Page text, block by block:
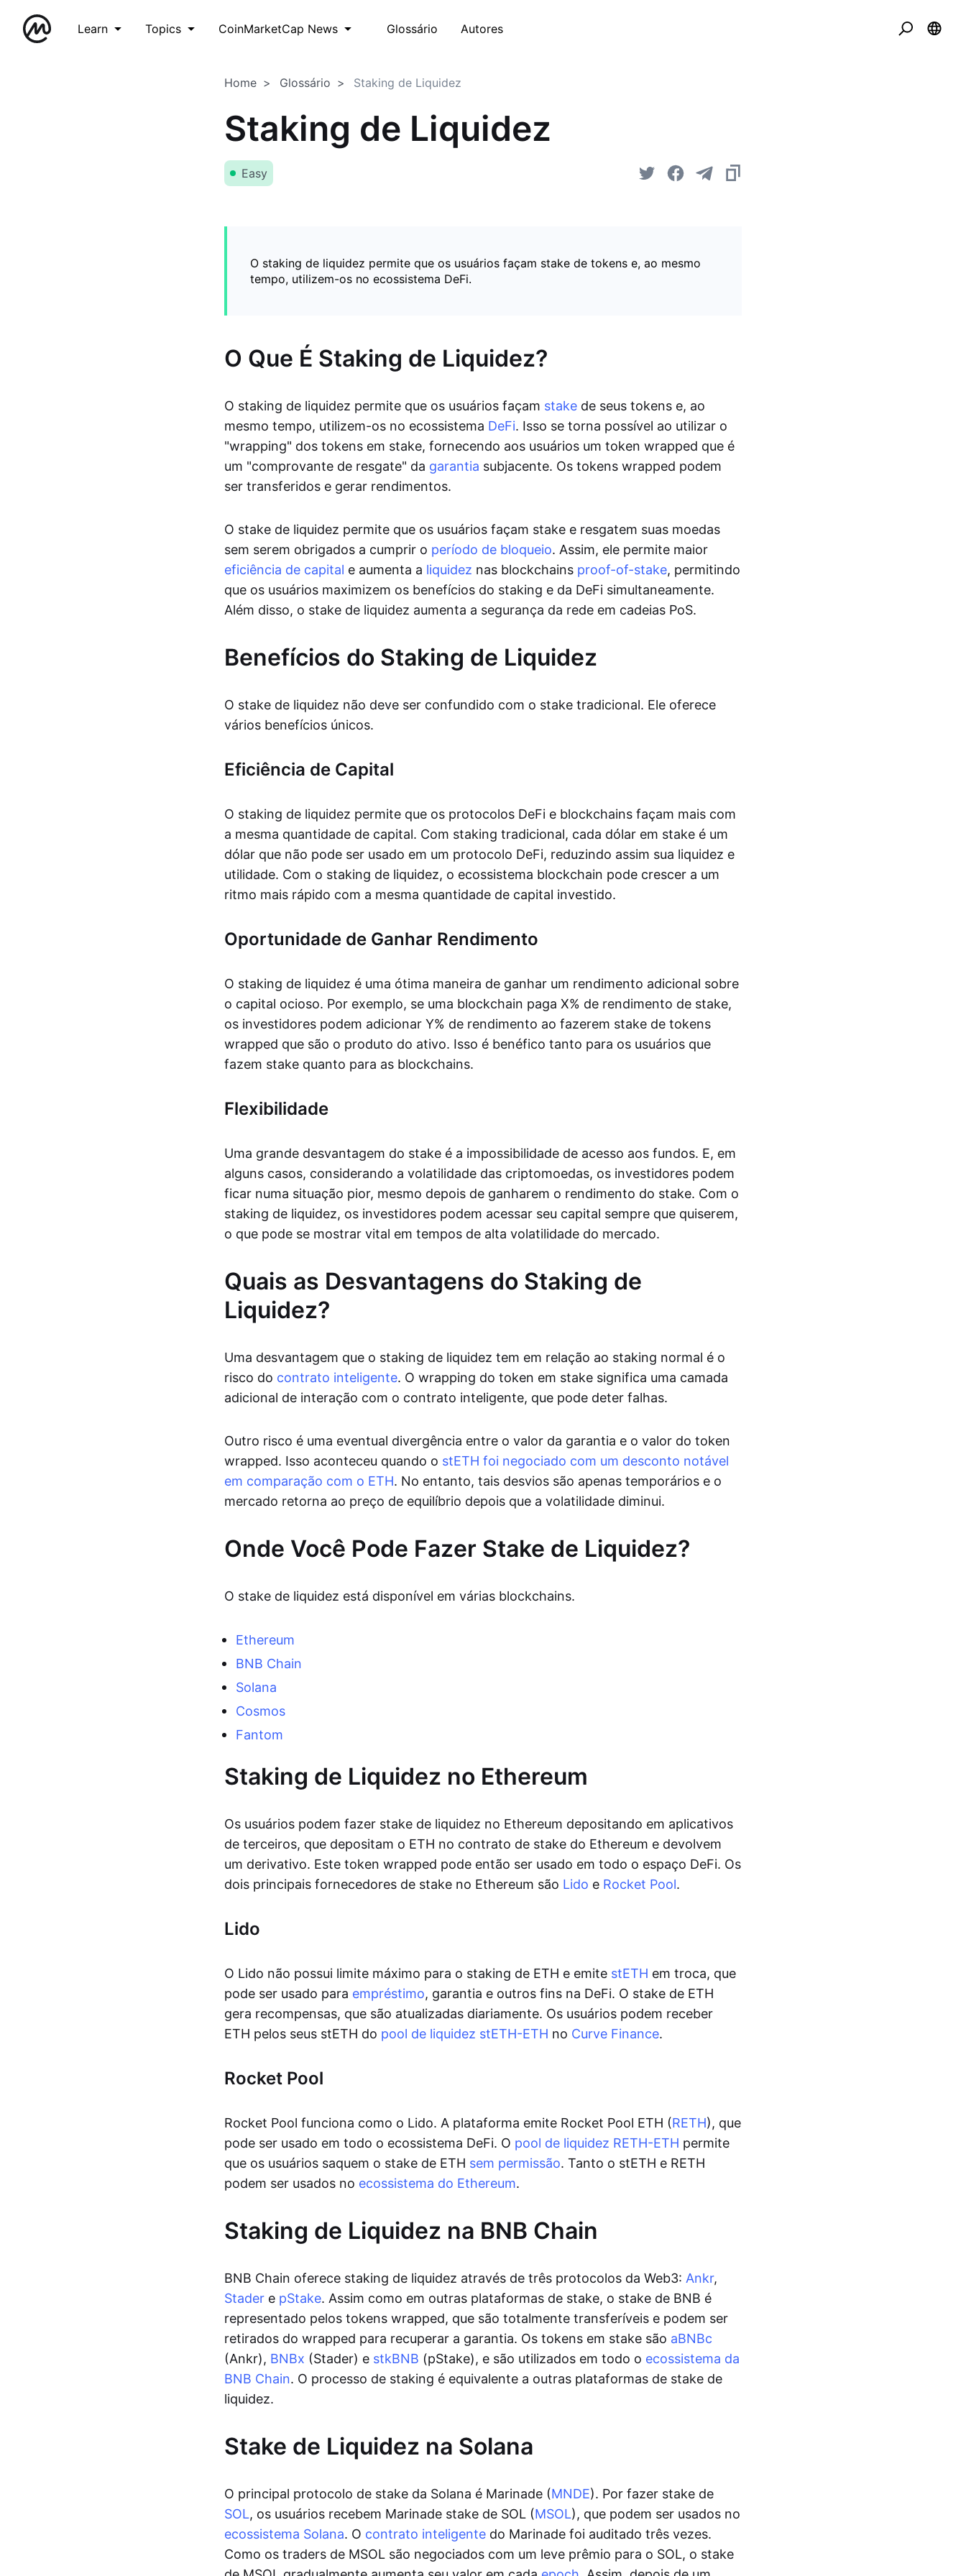
Learn Topics CoinMarketCap News Glossário Autores
Home Glossário Staking de Liquidez
Staking de Liquidez
Easy
O staking de liquidez permite que os usuários façam stake de tokens e, ao mesmo
tempo, utilizem-os no ecossistema DeFi.
O Que É Staking de Liquidez?
O staking de liquidez permite que os usuários façam stake de seus tokens e, ao
mesmo tempo, utilizem-os no ecossistema DeFi. Isso se torna possível ao utilizar o
"wrapping" dos tokens em stake, fornecendo aos usuários um token wrapped que é
um "comprovante de resgate" da garantia subjacente. Os tokens wrapped podem
ser transferidos e gerar rendimentos.
O stake de liquidez permite que os usuários façam stake e resgatem suas moedas
sem serem obrigados a cumprir o período de bloqueio. Assim, ele permite maior
eficiência de capital e aumenta a liquidez nas blockchains proof-of-stake, permitindo
que os usuários maximizem os benefícios do staking e da DeFi simultaneamente.
Além disso, o stake de liquidez aumenta a segurança da rede em cadeias PoS.
Benefícios do Staking de Liquidez
O stake de liquidez não deve ser confundido com o stake tradicional. Ele oferece
vários benefícios únicos.
Eficiência de Capital
O staking de liquidez permite que os protocolos DeFi e blockchains façam mais com
a mesma quantidade de capital. Com staking tradicional, cada dólar em stake é um
dólar que não pode ser usado em um protocolo DeFi, reduzindo assim sua liquidez e
utilidade. Com o staking de liquidez, o ecossistema blockchain pode crescer a um
ritmo mais rápido com a mesma quantidade de capital investido.
Oportunidade de Ganhar Rendimento
O staking de liquidez é uma ótima maneira de ganhar um rendimento adicional sobre
o capital ocioso. Por exemplo, se uma blockchain paga X% de rendimento de stake,
os investidores podem adicionar Y% de rendimento ao fazerem stake de tokens
wrapped que são o produto do ativo. Isso é benéfico tanto para os usuários que
fazem stake quanto para as blockchains.
Flexibilidade
Uma grande desvantagem do stake é a impossibilidade de acesso aos fundos. E, em
alguns casos, considerando a volatilidade das criptomoedas, os investidores podem
ficar numa situação pior, mesmo depois de ganharem o rendimento do stake. Com o
staking de liquidez, os investidores podem acessar seu capital sempre que quiserem,
o que pode se mostrar vital em tempos de alta volatilidade do mercado.
Quais as Desvantagens do Staking de
Liquidez?
Uma desvantagem que o staking de liquidez tem em relação ao staking normal é o
risco do contrato inteligente. O wrapping do token em stake significa uma camada
adicional de interação com o contrato inteligente, que pode deter falhas.
Outro risco é uma eventual divergência entre o valor da garantia e o valor do token
wrapped. Isso aconteceu quando o stETH foi negociado com um desconto notável
em comparação com o ETH. No entanto, tais desvios são apenas temporários e o
mercado retorna ao preço de equilíbrio depois que a volatilidade diminui.
Onde Você Pode Fazer Stake de Liquidez?
O stake de liquidez está disponível em várias blockchains.
Ethereum
BNB Chain
Solana
Cosmos
Fantom
Staking de Liquidez no Ethereum
Os usuários podem fazer stake de liquidez no Ethereum depositando em aplicativos
de terceiros, que depositam o ETH no contrato de stake do Ethereum e devolvem
um derivativo. Este token wrapped pode então ser usado em todo o espaço DeFi. Os
dois principais fornecedores de stake no Ethereum são Lido e Rocket Pool.
Lido
O Lido não possui limite máximo para o staking de ETH e emite stETH em troca, que
pode ser usado para empréstimo, garantia e outros fins na DeFi. O stake de ETH
gera recompensas, que são atualizadas diariamente. Os usuários podem receber
ETH pelos seus stETH do pool de liquidez stETH-ETH no Curve Finance.
Rocket Pool
Rocket Pool funciona como o Lido. A plataforma emite Rocket Pool ETH (RETH), que
pode ser usado em todo o ecossistema DeFi. O pool de liquidez RETH-ETH permite
que os usuários saquem o stake de ETH sem permissão. Tanto o stETH e RETH
podem ser usados no ecossistema do Ethereum.
Staking de Liquidez na BNB Chain
BNB Chain oferece staking de liquidez através de três protocolos da Web3: Ankr,
Stader e pStake. Assim como em outras plataformas de stake, o stake de BNB é
representado pelos tokens wrapped, que são totalmente transferíveis e podem ser
retirados do wrapped para recuperar a garantia. Os tokens em stake são aBNBc
(Ankr), BNBx (Stader) e stkBNB (pStake), e são utilizados em todo o ecossistema da
BNB Chain. O processo de staking é equivalente a outras plataformas de stake de
liquidez.
Stake de Liquidez na Solana
O principal protocolo de stake da Solana é Marinade (MNDE). Por fazer stake de
SOL, os usuários recebem Marinade stake de SOL (MSOL), que podem ser usados no
ecossistema Solana. O contrato inteligente do Marinade foi auditado três vezes.
Como os traders de MSOL são negociados com um leve prêmio para o SOL, o stake